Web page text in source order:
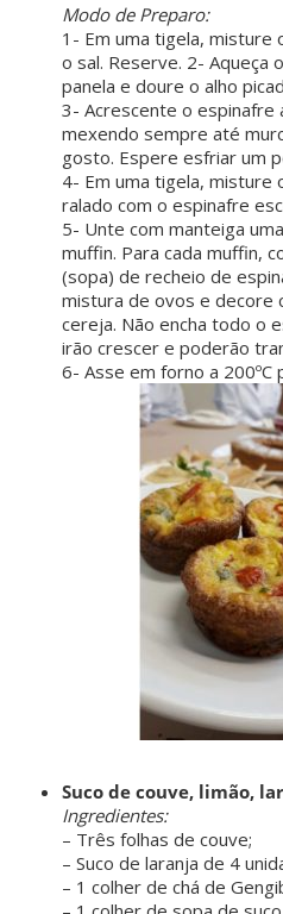
Modo de Preparo:
1- Em uma tigela, misture
o sal. Reserve. 2- Aqueça
panela e doure o alho
3- Acrescente o espinafre
mexendo sempre até
gosto. Espere esfriar um
4- Em uma tigela, misture
ralado com o espinafre
5- Unte com manteiga
muffin. Para cada muffin,
(sopa) de recheio de
mistura de ovos e decore
cereja. Não encha todo o
irão crescer e poderão
6- Asse em forno a 200ºC
Suco de couve, limão,
Ingredientes:
– Três folhas de couve;
– Suco de laranja de 4
– 1 colher de chá de